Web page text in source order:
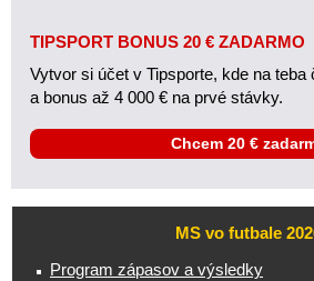
TIPSPORT BONUS 20 € ZADARMO
Vytvor si účet v Tipsporte, kde na teba
a bonus až 4 000 € na prvé stávky.
Chcem 20 €
MS vo futbale
Program zápasov a výsledky